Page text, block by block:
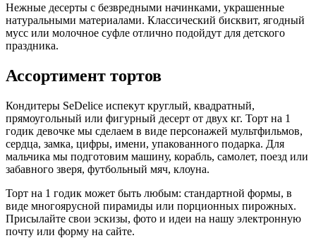
Нежные десерты с безвредными начинками, украшенные
натуральными материалами. Классический бисквит, ягодный
мусс или молочное суфле отлично подойдут для детского
праздника.
Ассортимент тортов
Кондитеры SeDelice испекут круглый, квадратный,
прямоугольный или фигурный десерт от двух кг. Торт на 1
годик девочке мы сделаем в виде персонажей мультфильмов,
сердца, замка, цифры, имени, упакованного подарка. Для
мальчика мы подготовим машину, корабль, самолет, поезд или
забавного зверя, футбольный мяч, клоуна.
Торт на 1 годик может быть любым: стандартной формы, в
виде многоярусной пирамиды или порционных пирожных.
Присылайте свои эскизы, фото и идеи на нашу электронную
почту или форму на сайте.